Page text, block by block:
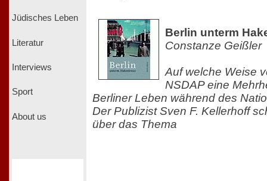
Jüdisches Leben
Literatur
Interviews
Sport
About us
Berlin unterm
Constanze Geißler
Auf welche Weise
NSDAP eine
Berliner Leben während des
Der Publizist Sven F. Kellerhoff
über das Thema